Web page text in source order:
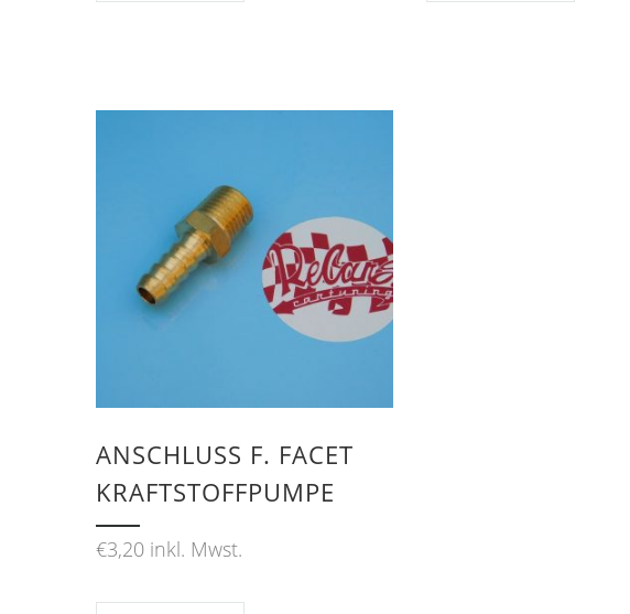
ANSCHLUSS F. FACET K
RAFTSTOFFPUMPE
€3,20 inkl. Mwst.